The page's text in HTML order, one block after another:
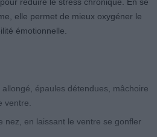
elle permet de mieux oxygéner le
émotionnelle.
allongé, épaules détendues, mâchoire
ventre.
nez, en laissant le ventre se gonfler